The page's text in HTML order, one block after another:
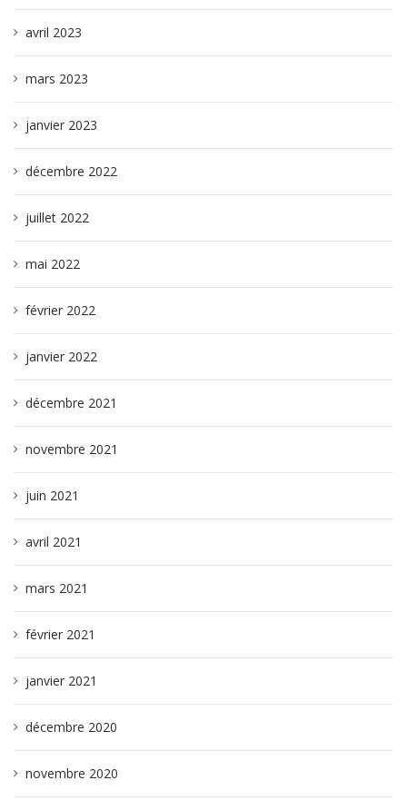
avril 2023
mars 2023
janvier 2023
décembre 2022
juillet 2022
mai 2022
février 2022
janvier 2022
décembre 2021
novembre 2021
juin 2021
avril 2021
mars 2021
février 2021
janvier 2021
décembre 2020
novembre 2020